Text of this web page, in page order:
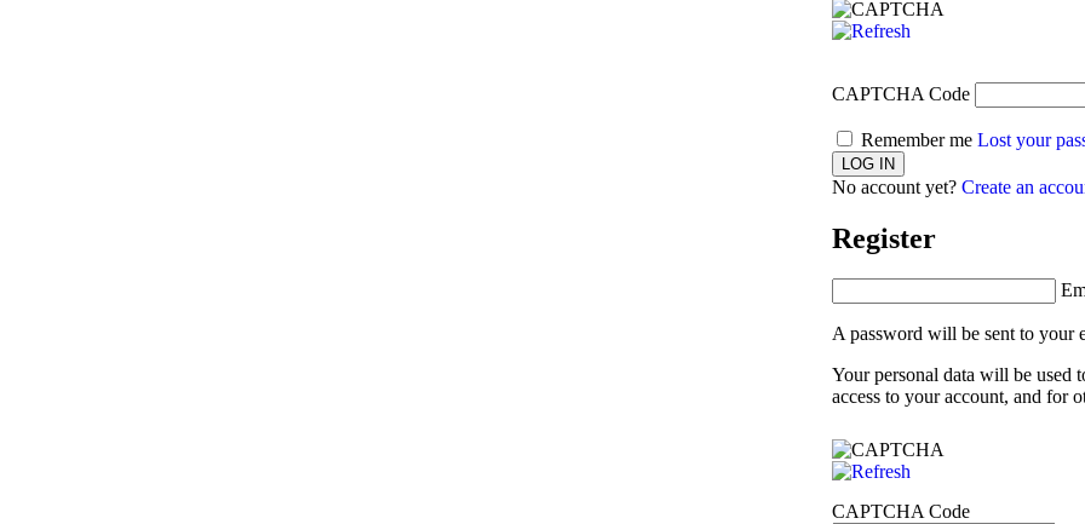
CAPTCHA Code
Remember me Lost your
No account yet? Create an
Register
A password will be sent to your
Your personal data will be used
access to your account, and for
CAPTCHA Code